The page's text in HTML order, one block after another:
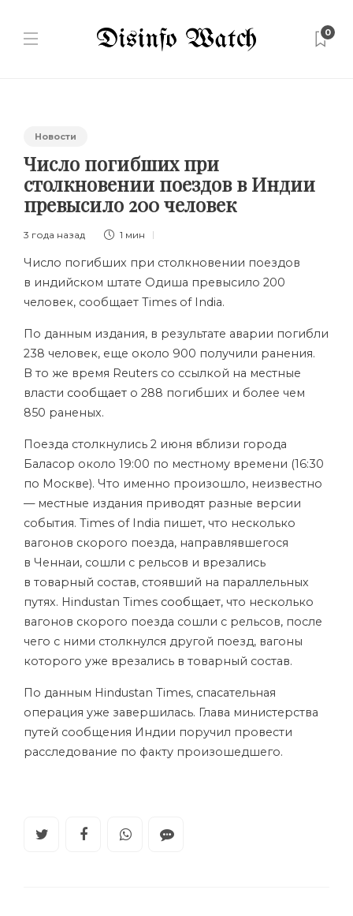
0
Новости
Число погибших при
столкновении поездов в Индии
превысило 200 человек
3 года назад 1 мин
Число погибших при столкновении поездов
в индийском штате Одиша превысило 200
человек, сообщает Times of India.
По данным издания, в результате аварии погибли
238 человек, еще около 900 получили ранения.
В то же время Reuters со ссылкой на местные
власти сообщает о 288 погибших и более чем
850 раненых.
Поезда столкнулись 2 июня вблизи города
Баласор около 19:00 по местному времени (16:30
по Москве). Что именно произошло, неизвестно
— местные издания приводят разные версии
события. Times of India пишет, что несколько
вагонов скорого поезда, направлявшегося
в Ченнаи, сошли с рельсов и врезались
в товарный состав, стоявший на параллельных
путях. Hindustan Times сообщает, что несколько
вагонов скорого поезда сошли с рельсов, после
чего с ними столкнулся другой поезд, вагоны
которого уже врезались в товарный состав.
По данным Hindustan Times, спасательная
операция уже завершилась. Глава министерства
путей сообщения Индии поручил провести
расследование по факту произошедшего.